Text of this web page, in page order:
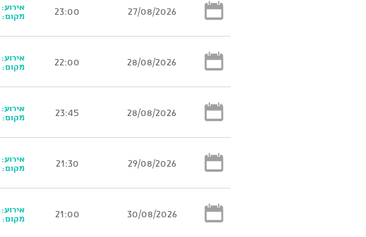
27/08/2026
23:00 אירוע:
מקום:
28/08/2026
22:00 אירוע:
מקום:
28/08/2026
23:45 אירוע:
מקום:
29/08/2026
21:30 אירוע:
מקום:
30/08/2026
21:00 אירוע:
מקום: